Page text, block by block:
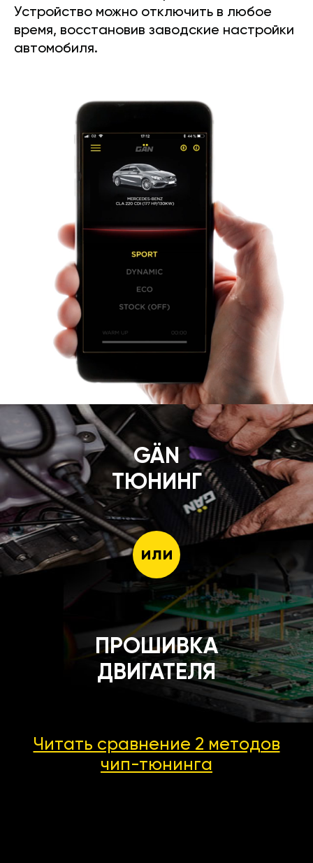
Устройство можно отключить в любое
время, восстановив заводские настройки
автомобиля.
GÄN
ТЮНИНГ
или
ПРОШИВКА
ДВИГАТЕЛЯ
Читать сравнение 2 методов
чип-тюнинга